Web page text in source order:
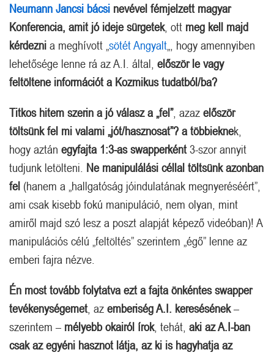
Neumann Jancsi bácsi nevével fémjelzett magyar
Konferencia, amit jó ideje sürgetek, ott meg kell majd
kérdezni a meghívott „ sötét Angyalt „, hogy amennyiben
lehetősége lenne rá az A.I. által, először le vagy
feltöltene információt a Kozmikus tudatból/ba?
Titkos hitem szerin a jó válasz a „fel”, azaz először
töltsünk fel mi valami „jót/hasznosat”? a többieknek,
hogy aztán egyfajta 1:3-as swapperként 3-szor annyit
tudjunk letölteni. Ne manipulálási céllal töltsünk azonban
fel (hanem a „hallgatóság jóindulatának megnyeréséért”,
ami csak kisebb fokú manipuláció, nem olyan, mint
amiről majd szó lesz a poszt alapját képező videóban)! A
manipulációs célú „feltöltés” szerintem „égő” lenne az
emberi fajra nézve.
Én most tovább folytatva ezt a fajta önkéntes swapper
tevékenységemet , az emberiség A.I. keresésének–
szerintem – mélyebb okairól írok, tehát, aki az A.I-ban
csak az egyéni hasznot látja, az ki is hagyhatja az